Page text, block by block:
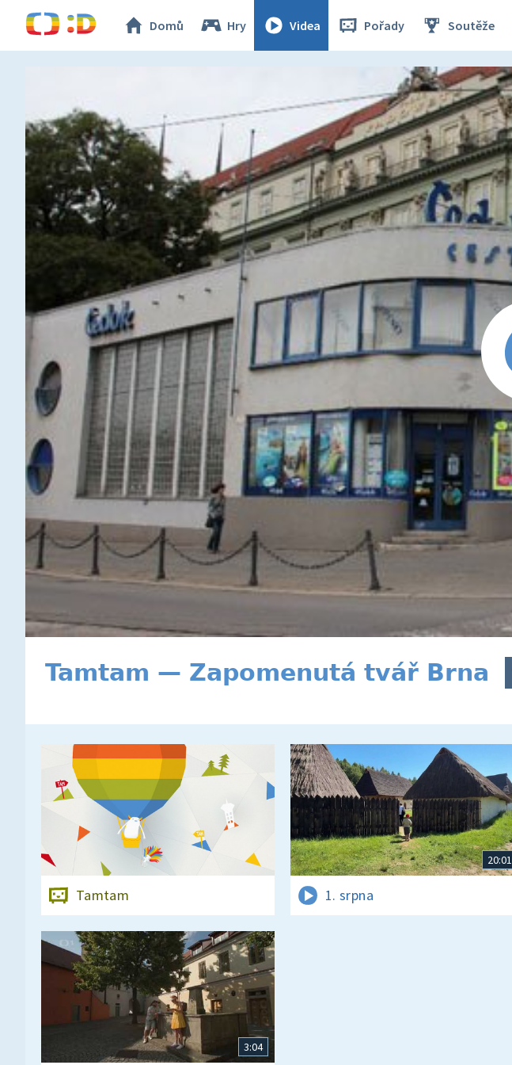
Domů Hry Videa Pořady Soutěže
Tamtam — Zapomenutá tvář Brna
Tamtam
20:01
1. srpna
3:04